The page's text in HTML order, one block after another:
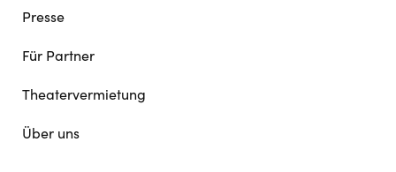
Presse
Für Partner
Theatervermietung
Über uns